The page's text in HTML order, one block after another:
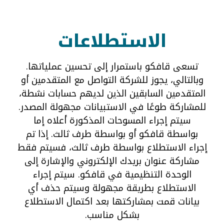
الاستطلاعات
تسعى قافكو باستمرار إلى تحسين عملياتها.
وبالتالي، يجوز للشركة التواصل مع المتقدمين أو
المتقدمين السابقين الذين لديهم حسابات نشطة،
للمشاركة طوعًا في الاستبيانات مجهولة المصدر.
سيتم إجراء المسوحات المذكورة أعلاه إما
بواسطة قافكو أو بواسطة طرف ثالث. إذا تم
إجراء الاستطلاع بواسطة طرف ثالث، فسيتم فقط
مشاركة عنوان بريدك الإلكتروني والإشارة إلى
الوحدة التنظيمية في قافكو. سيتم إجراء
الاستطلاع بطريقة مجهولة وسيتم حذف أي
بيانات قمت بمشاركتها بعد اكتمال الاستطلاع
بشكل مناسب.